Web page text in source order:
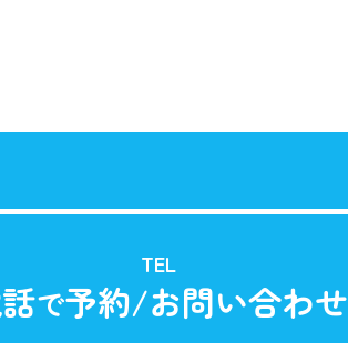
TEL
で予約/お問い合わせ